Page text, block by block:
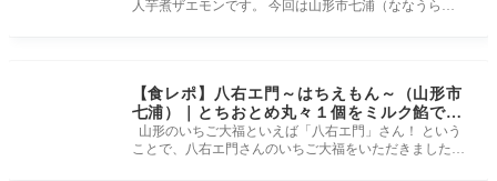
人芋煮ザエモンです。 今回は山形市七浦（ななうら）
【食レポ】八右エ門～はちえもん～（山形市
七浦）｜とちおとめ丸々１個をミルク餡で包
容したいちご大福
山形のいちご大福といえば「八右エ門」さん！ という
ことで、八右エ門さんのいちご大福をいただきました